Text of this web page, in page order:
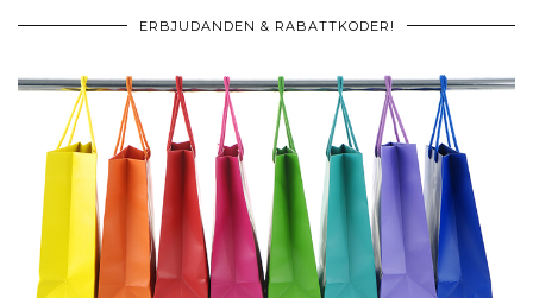
ERBJUDANDEN & RABATTKODER!